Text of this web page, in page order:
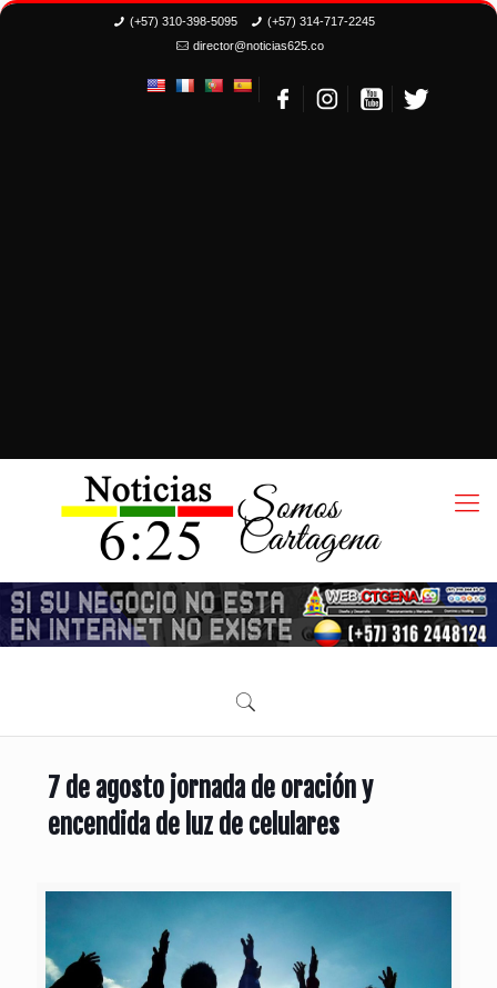
(+57) 310-398-5095
(+57) 314-717-2245
director@noticias625.co
7 de agosto jornada de oración y
encendida de luz de celulares